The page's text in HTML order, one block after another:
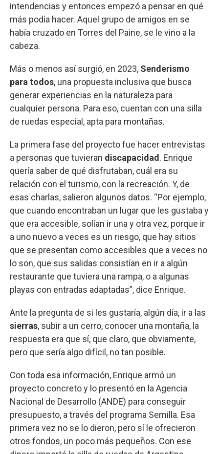
intendencias y entonces empezó a pensar en qué
más podía hacer. Aquel grupo de amigos en se
había cruzado en Torres del Paine, se le vino a la
cabeza.
Más o menos así surgió, en 2023, Senderismo
para todos, una propuesta inclusiva que busca
generar experiencias en la naturaleza para
cualquier persona. Para eso, cuentan con una silla
de ruedas especial, apta para montañas.
La primera fase del proyecto fue hacer entrevistas
a personas que tuvieran discapacidad . Enrique
quería saber de qué disfrutaban, cuál era su
relación con el turismo, con la recreación. Y, de
esas charlas, salieron algunos datos. “Por ejemplo,
que cuando encontraban un lugar que les gustaba y
que era accesible, solían ir una y otra vez, porque ir
a uno nuevo a veces es un riesgo, que hay sitios
que se presentan como accesibles que a veces no
lo son, que sus salidas consistían en ir a algún
restaurante que tuviera una rampa, o a algunas
playas con entradas adaptadas”, dice Enrique.
Ante la pregunta de si les gustaría, algún día, ir a las
sierras, subir a un cerro, conocer una montaña, la
respuesta era que sí, que claro, que obviamente,
pero que sería algo difícil, no tan posible.
Con toda esa información, Enrique armó un
proyecto concreto y lo presentó en la Agencia
Nacional de Desarrollo (ANDE) para conseguir
presupuesto, a través del programa Semilla. Esa
primera vez no se lo dieron, pero sí le ofrecieron
otros fondos, un poco más pequeños. Con ese